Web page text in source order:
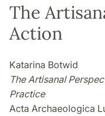
The
Action
Katarina Botwid
The Artisanal
Practice
Acta Archaeologica